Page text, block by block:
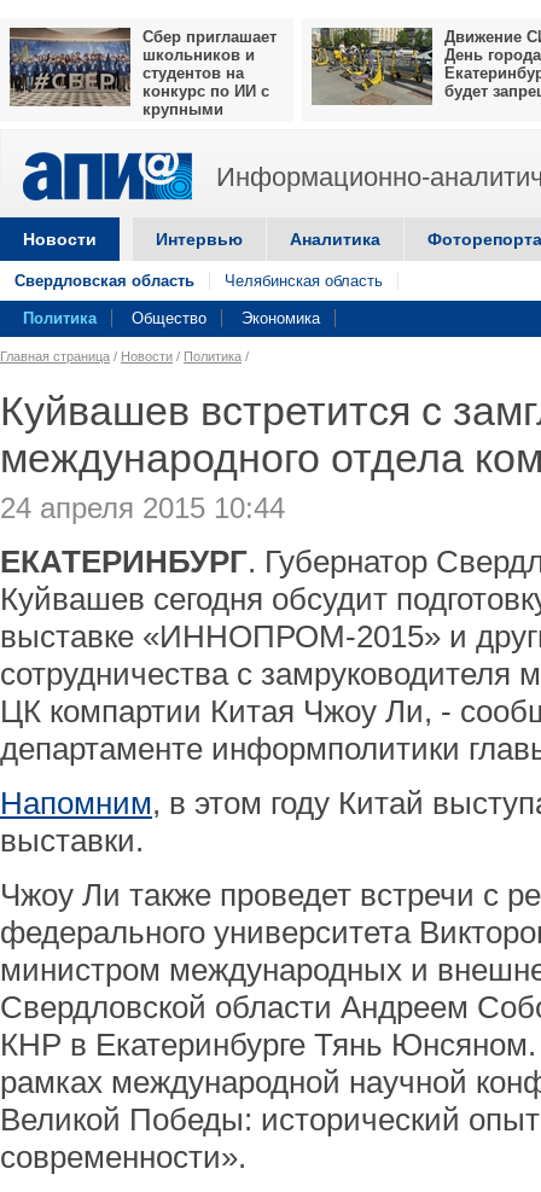
Сбер приглашает
школьников и
студентов на
конкурс по ИИ с
крупными
Движение
День города
будет
Информационно-
Новости Интервью Аналитика
Свердловская область Челябинская область
Политика Общество Экономика
Главная страница / Новости / Политика /
Куйвашев встретится с
международного отдела
24 апреля 2015 10:44
ЕКАТЕРИНБУРГ. Губернатор
Куйвашев сегодня обсудит
выставке «ИННОПРОМ-2015» и
сотрудничества с замруководителя
ЦК компартии Китая Чжоу Ли, -
департаменте информполитики
Напомним, в этом году Китай
выставки.
Чжоу Ли также проведет встречи с
федерального университета
министром международных и
Свердловской области Андреем
КНР в Екатеринбурге Тянь
рамках международной научной
Великой Победы: исторический
современности».